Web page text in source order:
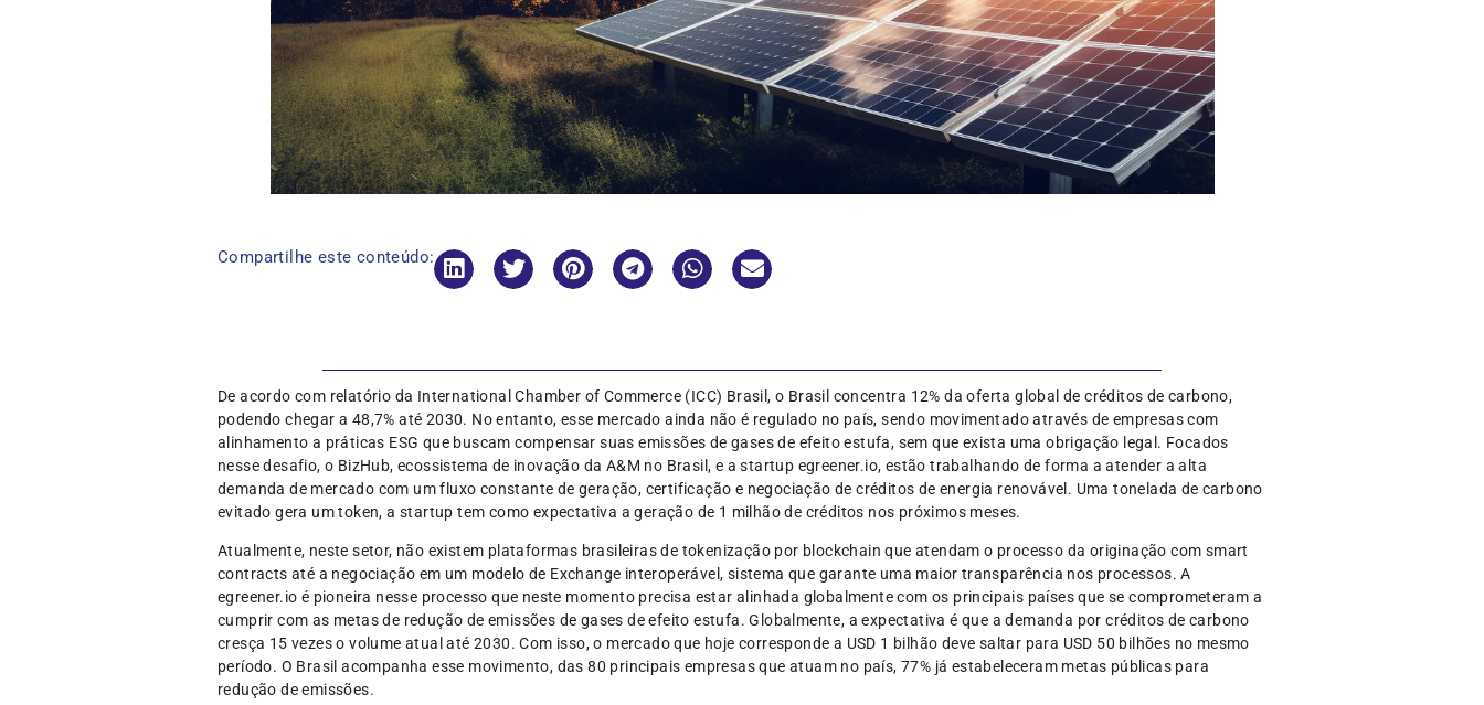
Compartilhe este conteúdo:
De acordo com relatório da International Chamber of Commerce (ICC) Brasil, o Brasil concentra 12% da oferta global de créditos de carbono,
podendo chegar a 48,7% até 2030. No entanto, esse mercado ainda não é regulado no país, sendo movimentado através de empresas com
alinhamento a práticas ESG que buscam compensar suas emissões de gases de efeito estufa, sem que exista uma obrigação legal. Focados
nesse desafio, o BizHub, ecossistema de inovação da A&M no Brasil, e a startup egreener.io, estão trabalhando de forma a atender a alta
demanda de mercado com um fluxo constante de geração, certificação e negociação de créditos de energia renovável. Uma tonelada de carbono
evitado gera um token, a startup tem como expectativa a geração de 1 milhão de créditos nos próximos meses.
Atualmente, neste setor, não existem plataformas brasileiras de tokenização por blockchain que atendam o processo da originação com smart
contracts até a negociação em um modelo de Exchange interoperável, sistema que garante uma maior transparência nos processos. A
egreener.io é pioneira nesse processo que neste momento precisa estar alinhada globalmente com os principais países que se comprometeram a
cumprir com as metas de redução de emissões de gases de efeito estufa. Globalmente, a expectativa é que a demanda por créditos de carbono
cresça 15 vezes o volume atual até 2030. Com isso, o mercado que hoje corresponde a USD 1 bilhão deve saltar para USD 50 bilhões no mesmo
período. O Brasil acompanha esse movimento, das 80 principais empresas que atuam no país, 77% já estabeleceram metas públicas para
redução de emissões.